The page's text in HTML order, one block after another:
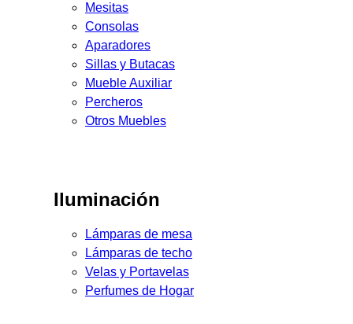
Mesitas
Consolas
Aparadores
Sillas y Butacas
Mueble Auxiliar
Percheros
Otros Muebles
Iluminación
Lámparas de mesa
Lámparas de techo
Velas y Portavelas
Perfumes de Hogar